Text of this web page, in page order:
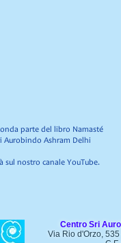
parte del libro Namasté
Aurobindo Ashram Delhi
nostro canale YouTube.
Centro Sri
Via Rio d'Orzo,